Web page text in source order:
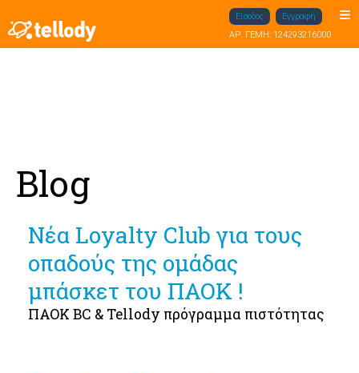
Είσοδος
Εγγραφή
ΑΡ. ΓΕΜΗ: 124293216000
Blog
Νέα Loyalty Club για τους
οπαδούς της ομάδας
μπάσκετ του ΠΑΟΚ !
ΠΑΟΚ BC & Tellody πρόγραμμα πιστότητας